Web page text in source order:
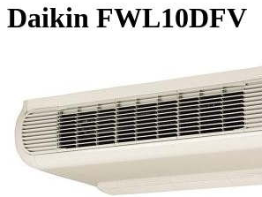
Daikin FWL10DFV